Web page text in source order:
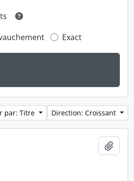
Exact
par: Titre Direction: Croissant